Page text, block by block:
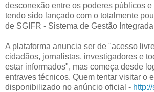
desconexão entre os poderes públicos e
tendo sido lançado com o totalmente
de SGIFR - Sistema de Gestão
A plataforma anuncia ser de "acesso
cidadãos, jornalistas, investigadores e
estar informados", mas começa desde
entraves técnicos. Quem tentar visitar o
disponibilizado no anúncio oficial -